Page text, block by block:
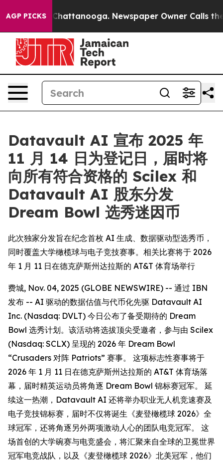
AGP PICKS
in Chattanooga. Newspaper Owner Calls the
Datavault AI 宣布 2025 年
11 月 14 日为登记日，届时将
向所有符合资格的 Scilex 和
Datavault AI 股东分发
Dream Bowl 选秀迷因币
此次独家分发旨在纪念首枚 AI 生成、数据驱动型选秀币，
同时覆盖大学橄榄球与电子竞技赛事。相关比赛将于 2026
年 1 月 11 日在德克萨斯州达拉斯的 AT&T 体育场举行
费城, Nov. 04, 2025 (GLOBE NEWSWIRE) -- 通过 IBN
发布 -- AI 驱动的数据估值与代币化先驱 Datavault AI
Inc. (Nasdaq: DVLT) 今日公布了备受期待的 Dream
Bowl 选秀计划。该活动将选拔顶尖受邀者，参与由 Scilex
(Nasdaq: SCLX) 呈现的 2026 年 Dream Bowl
“Crusaders 对阵 Patriots” 赛事。 这项标志性赛事将于
2026 年 1 月 11 日在德克萨斯州达拉斯的 AT&T 体育场落
幕，届时精英运动员将角逐 Dream Bowl 锦标赛冠军。 延
续这一热潮，Datavault AI 还将举办职业无人机竞速赛及
电子竞技锦标赛，届时不仅将诞生《麦登橄榄球 2026》全
球冠军，还将角逐另外两项激动人心的团队电竞冠军。 这
场首创的大学碗赛与电竞盛会，将汇聚来自全球的卫冕世界
冠军电竞战队，以及《麦登橄榄球 2026》北美冠军，他们